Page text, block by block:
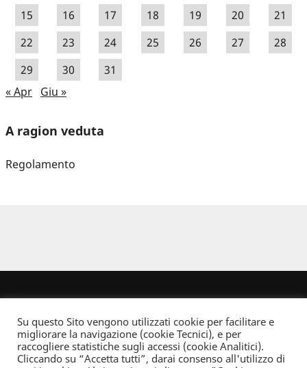
15
16 17 18 19 20
21
22
23 24 25 26 27
28
29
30
31
« Apr Giu »
A ragion veduta
Regolamento
Dove non indicato altrimenti quest’opera è distribuita con Licenza
Su questo Sito vengono utilizzati cookie per facilitare e
migliorare la navigazione (cookie Tecnici), e per
raccogliere statistiche sugli accessi (cookie Analitici).
Cliccando su “Accetta tutti”, darai consenso all'utilizzo di